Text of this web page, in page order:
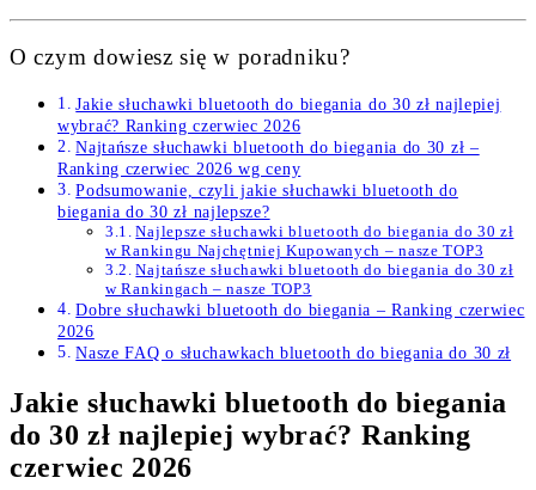
O czym dowiesz się w poradniku?
Jakie słuchawki bluetooth do biegania do 30 zł najlepiej
wybrać? Ranking czerwiec 2026
Najtańsze słuchawki bluetooth do biegania do 30 zł –
Ranking czerwiec 2026 wg ceny
Podsumowanie, czyli jakie słuchawki bluetooth do
biegania do 30 zł najlepsze?
Najlepsze słuchawki bluetooth do biegania do 30 zł
w Rankingu Najchętniej Kupowanych – nasze TOP3
Najtańsze słuchawki bluetooth do biegania do 30 zł
w Rankingach – nasze TOP3
Dobre słuchawki bluetooth do biegania – Ranking czerwiec
2026
Nasze FAQ o słuchawkach bluetooth do biegania do 30 zł
Jakie słuchawki bluetooth do biegania
do 30 zł najlepiej wybrać? Ranking
czerwiec 2026